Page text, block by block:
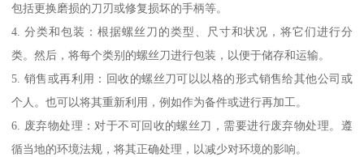
包括更换磨损的刀刃或修复损坏的手柄等。
4. 分类和包装：根据螺丝刀的类型、尺寸和状况，将它们进行分
类。然后，将每个类别的螺丝刀进行包装，以便于储存和运输。
5. 销售或再利用：回收的螺丝刀可以以格的形式销售给其他公司或
个人。也可以将其重新利用，例如作为备件或进行再加工。
6. 废弃物处理：对于不可回收的螺丝刀，需要进行废弃物处理。遵
循当地的环境法规，将其正确处理，以减少对环境的影响。